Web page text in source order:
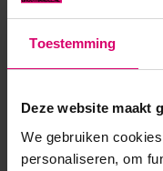
Toestemming
Deze website maakt
We gebruiken
personaliseren, om
& 7Free* Verkrijgbaar
Free: vrij van
Product specificaties